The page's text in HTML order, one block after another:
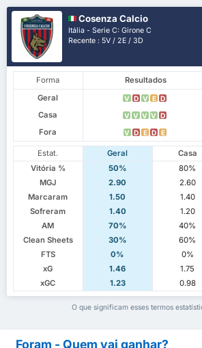
Cosenza Calcio
Itália - Serie C: Girone C
Recente : 5V / 2E / 3D
Forma Resultados
Geral
V D V E D
Casa V V V V D
Fora V D E D E
Estat. Geral Casa
Vitória %
50% 80%
MGJ
2.90 2.60
Marcaram
1.50 1.40
Sofreram
1.40 1.20
AM
70% 40%
Clean Sheets
30% 60%
FTS
0% 0%
xG
1.46 1.75
xGC
1.23 0.98
O que significam esses termos
Foram - Quem vai ganhar?